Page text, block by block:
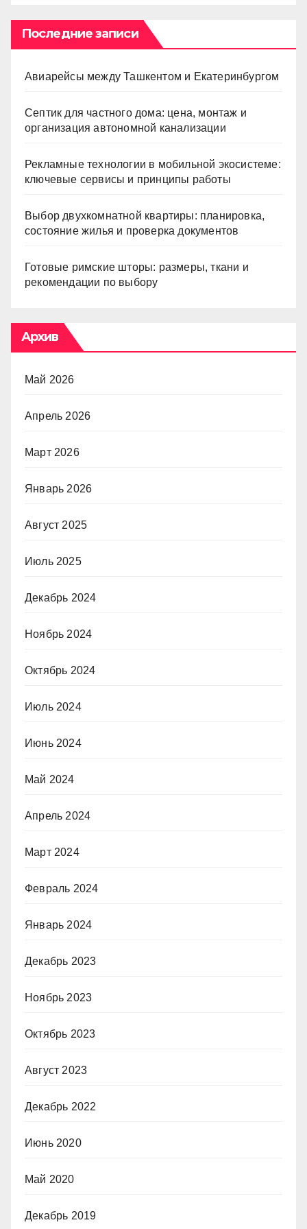
Последние записи
Авиарейсы между Ташкентом и Екатеринбургом
Септик для частного дома: цена, монтаж и
организация автономной канализации
Рекламные технологии в мобильной экосистеме:
ключевые сервисы и принципы работы
Выбор двухкомнатной квартиры: планировка,
состояние жилья и проверка документов
Готовые римские шторы: размеры, ткани и
рекомендации по выбору
Архив
Май 2026
Апрель 2026
Март 2026
Январь 2026
Август 2025
Июль 2025
Декабрь 2024
Ноябрь 2024
Октябрь 2024
Июль 2024
Июнь 2024
Май 2024
Апрель 2024
Март 2024
Февраль 2024
Январь 2024
Декабрь 2023
Ноябрь 2023
Октябрь 2023
Август 2023
Декабрь 2022
Июнь 2020
Май 2020
Декабрь 2019